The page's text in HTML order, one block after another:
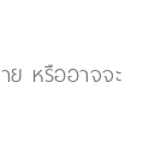
ย หรืออาจจะ